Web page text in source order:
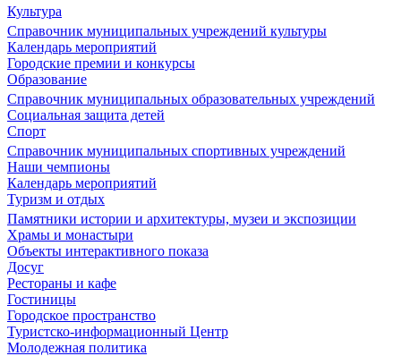
Культура
Справочник муниципальных учреждений культуры
Календарь мероприятий
Городские премии и конкурсы
Образование
Справочник муниципальных образовательных учреждений
Социальная защита детей
Спорт
Справочник муниципальных спортивных учреждений
Наши чемпионы
Календарь мероприятий
Туризм и отдых
Памятники истории и архитектуры, музеи и экспозиции
Храмы и монастыри
Объекты интерактивного показа
Досуг
Рестораны и кафе
Гостиницы
Городское пространство
Туристско-информационный Центр
Молодежная политика